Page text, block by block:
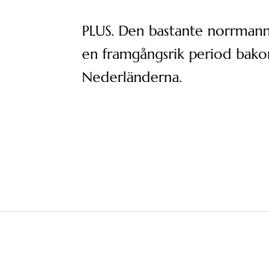
PLUS. Den bastante
en framgångsrik period
Nederländerna.